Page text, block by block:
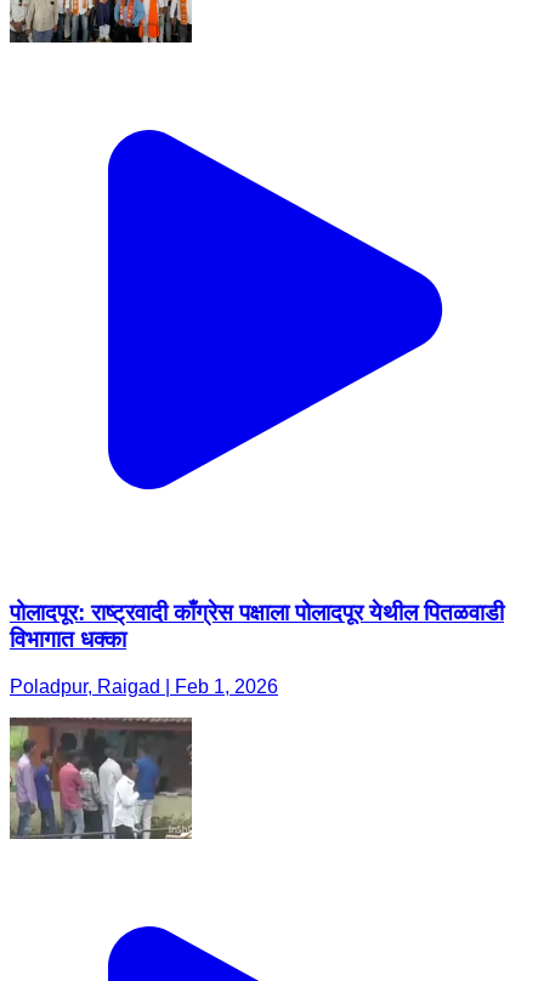
पोलादपूर: राष्ट्रवादी काँग्रेस पक्षाला पोलादपूर येथील पितळवाडी
विभागात धक्का
Poladpur, Raigad | Feb 1, 2026